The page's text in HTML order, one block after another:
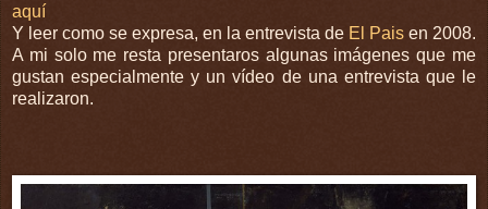
aquí
Y leer como se expresa, en la entrevista de El Pais en 2008.
A mi solo me resta presentaros algunas imágenes que me
gustan especialmente y un vídeo de una entrevista que le
realizaron.